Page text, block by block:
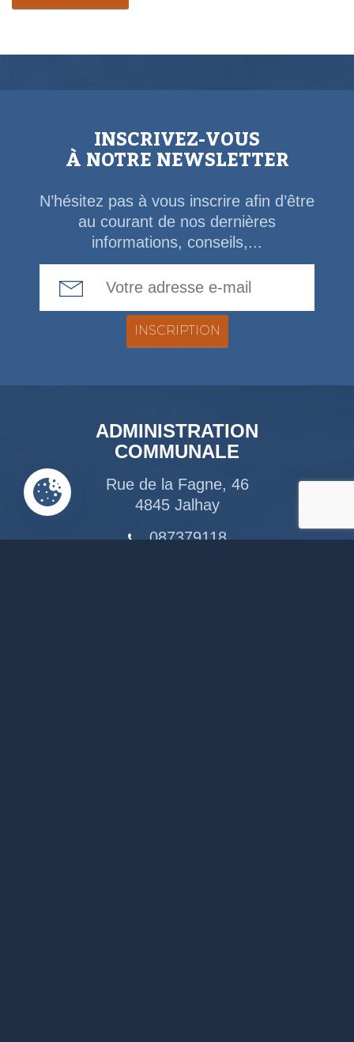
INSCRIVEZ-VOUS
À NOTRE NEWSLETTER
N’hésitez pas à vous inscrire afin d’être
au courant de nos dernières
informations, conseils,...
ADMINISTRATION
COMMUNALE
Rue de la Fagne, 46
4845 Jalhay
087379118